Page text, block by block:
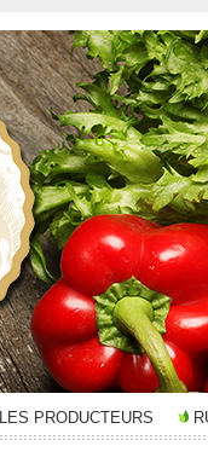
LES PRODUCTEURS